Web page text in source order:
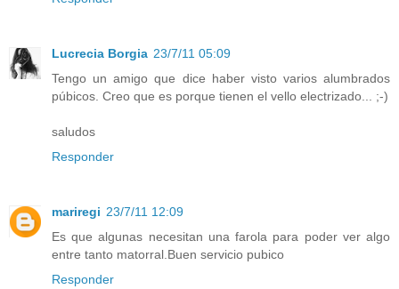
Lucrecia Borgia 23/7/11 05:09
Tengo un amigo que dice haber visto varios alumbrados
púbicos. Creo que es porque tienen el vello electrizado... ;-)
saludos
Responder
mariregi 23/7/11 12:09
Es que algunas necesitan una farola para poder ver algo
entre tanto matorral.Buen servicio pubico
Responder